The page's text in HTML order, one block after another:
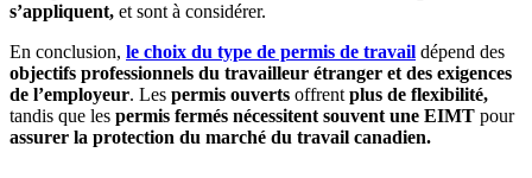
s’appliquent, et sont à considérer.
En conclusion, le choix du type de permis de travail dépend des
objectifs professionnels du travailleur étranger et des exigences
de l’employeur. Les permis ouverts offrent plus de flexibilité,
tandis que les permis fermés nécessitent souvent une EIMT pour
assurer la protection du marché du travail canadien.